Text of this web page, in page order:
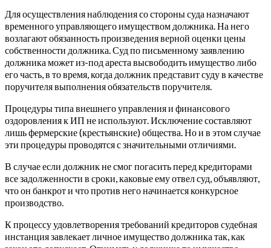
Для осуществления наблюдения со стороны суда назначают
временного управляющего имуществом должника. На него
возлагают обязанность произведения верной оценки цены
собственности должника. Суд по письменному заявлению
должника может из-под ареста высвободить имущество либо
его часть, в то время, когда должник представит суду в качестве
поручителя выполнения обязательств поручителя.
Процедуры типа внешнего управления и финансового
оздоровления к ИП не используют. Исключение составляют
лишь фермерские (крестьянские) общества. Но и в этом случае
эти процедуры проводятся с значительными отличиями.
В случае если должник не смог погасить перед кредиторами
все задолженности в сроки, каковые ему отвел суд, объявляют,
что он банкрот и что против него начинается конкурсное
производство.
К процессу удовлетворения требований кредиторов судебная
инстанция завлекает личное имущество должника так, как